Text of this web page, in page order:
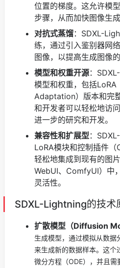
位置的梯度。这允许模
步骤，从而加快图像生成
对抗式蒸馏：SDXL-
练，通过引入鉴别器网
图像，以提高生成图像
模型和权重开源：
模型和权重，包括
Adaptation）版本和完
和开发者可以轻松地访
进一步的研究和开发。
兼容性和扩展型：
LoRA模块和控制插件
轻松地集成到现有的图
WebUI、ComfyUI）中
灵活性。
SDXL-Lightning的技术
扩散模型（Diffusion
生成模型，通过模拟从数
来生成新的数据样本。这个
微分方程（ODE），并且